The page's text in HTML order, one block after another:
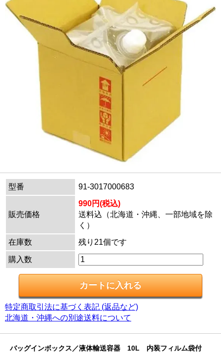
型番 91-3017000683
販売価格
990円(税込)
送料込（北海道・沖縄、一部地域を除
く）
在庫数
残り21個です
購入数
特定商取引法に基づく表記 (返品など)
北海道・沖縄への別途送料について
バッグインボックス／液体輸送容器 10L 内装フィルム袋付